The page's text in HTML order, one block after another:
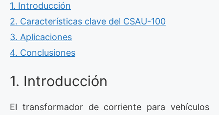
1. Introducción
2. Características clave del CSAU-100
3. Aplicaciones
4. Conclusiones
1. Introducción
El transformador de corriente para vehículos